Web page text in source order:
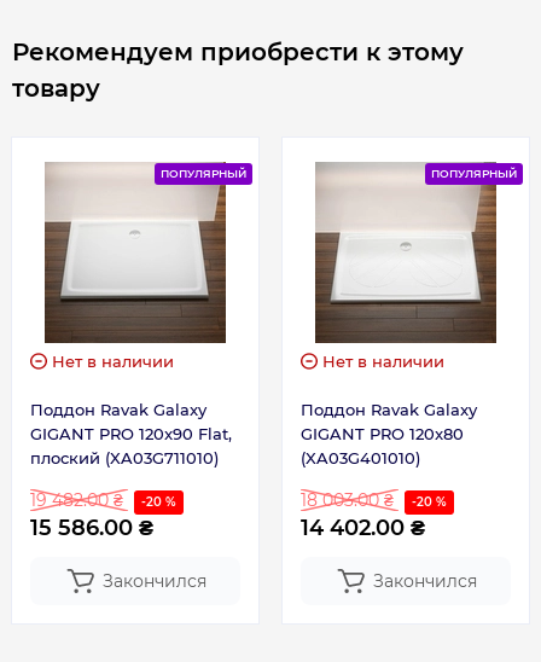
Рекомендуем приобрести к этому
товару
ПОПУЛЯРНЫЙ
Нет в наличии
Поддон Ravak Galaxy
GIGANT PRO 120x90 Flat,
плоский (XA03G711010)
19 482.00 ₴ -20 %
15 586.00 ₴
Закончился
ПОПУЛЯРНЫЙ
Нет в наличии
Поддон Ravak Galaxy
GIGANT PRO 120x80
(XA03G401010)
18 003.00 ₴ -20 %
14 402.00 ₴
Закончился